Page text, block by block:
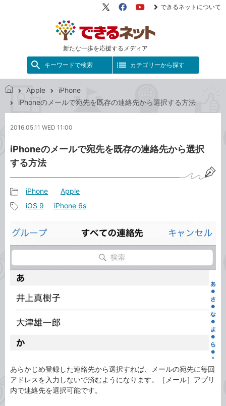
新たな一歩を応援するメディア
X（旧
FacebookYouTube
できるネットについて
キーワードで検索 カテゴリーから探す
で
ネ
ト
Apple
iPhone
iPhoneのメールで宛先を既存の連絡先から選択する方法
2016.05.11 WED 11:00
iPhoneのメールで宛先を既存の連絡先から選択
する方法
事
テ
ゴ
iPhone Apple
事
タ
グ
iOS 9 iPhone 6s
あらかじめ登録した連絡先から選択すれば、メールの宛先に毎回
アドレスを入力しないで済むようになります。［メール］アプリ
内で連絡先を選択可能です。